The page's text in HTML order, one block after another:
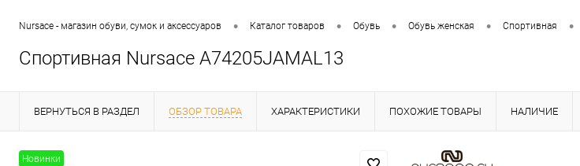
Nursace - магазин обуви, сумок и аксессуаров • Каталог товаров • Обувь • Обувь женская • Спортивная •
Спортивная Nursace A74205JAMAL13
ВЕРНУТЬСЯ В РАЗДЕЛ ОБЗОР ТОВАРА ХАРАКТЕРИСТИКИ ПОХОЖИЕ ТОВАРЫ НАЛИЧИЕ
Новинки